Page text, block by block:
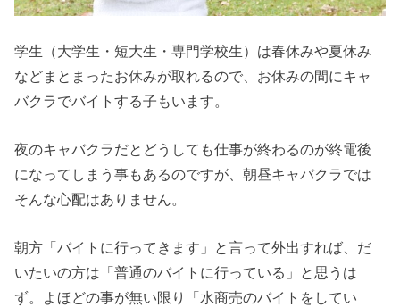
学生（大学生・短大生・専門学校生）は春休みや夏休み
などまとまったお休みが取れるので、お休みの間にキャ
バクラでバイトする子もいます。
夜のキャバクラだとどうしても仕事が終わるのが終電後
になってしまう事もあるのですが、朝昼キャバクラでは
そんな心配はありません。
朝方「バイトに行ってきます」と言って外出すれば、だ
いたいの方は「普通のバイトに行っている」と思うは
ず。よほどの事が無い限り「水商売のバイトをしてい